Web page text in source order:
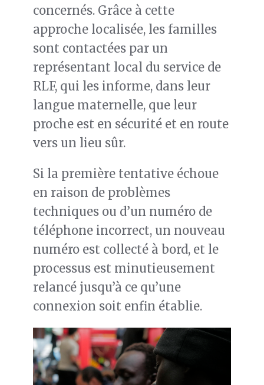
concernés. Grâce à cette
approche localisée, les familles
sont contactées par un
représentant local du service de
RLF, qui les informe, dans leur
langue maternelle, que leur
proche est en sécurité et en route
vers un lieu sûr.
Si la première tentative échoue
en raison de problèmes
techniques ou d’un numéro de
téléphone incorrect, un nouveau
numéro est collecté à bord, et le
processus est minutieusement
relancé jusqu’à ce qu’une
connexion soit enfin établie.